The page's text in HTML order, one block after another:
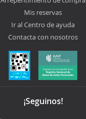
Mis reservas
Ir al Centro de ayuda
Contacta con nosotros
¡Seguinos!